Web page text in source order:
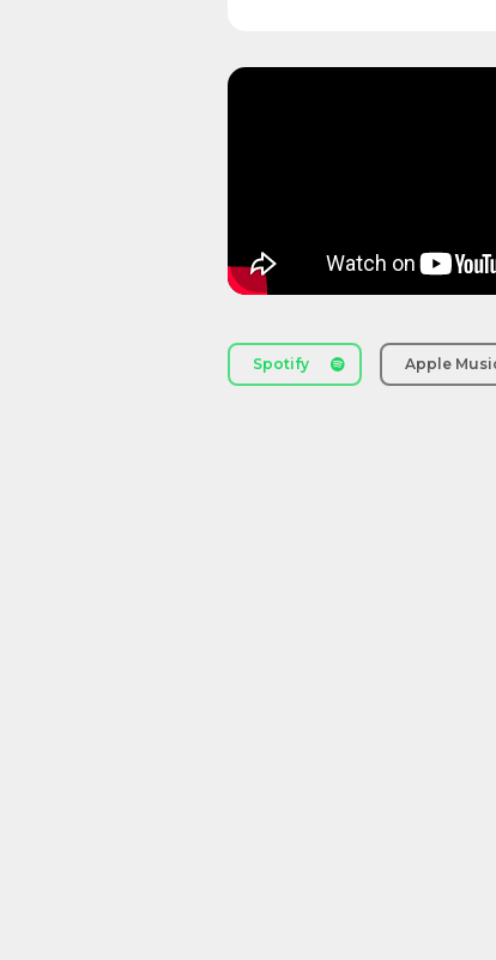
Spotify Apple